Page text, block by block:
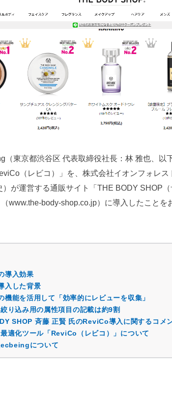
（東京都渋谷区 代表取締役社長：林 雅也、以
（レビコ）」を、株式会社イオンフォレ
）が運営する通販サイト「THE BODY SHOP
www.the-body-shop.co.jp）に導入したことを
導入効果
入した背景
機能を活用して「効率的にレビューを収集」
絞り込み用の属性項目の記載は約9割
SHOP 斉藤 正賢 氏のReviCo導入に関するコメ
最適化ツール「ReviCo（レビコ）」について
ecbeingについて